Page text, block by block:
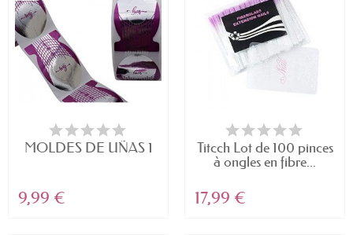
MOLDES DE UÑAS 1
9,99 €
Titcch Lot de 100 pinces
à ongles en fibre...
17,99 €